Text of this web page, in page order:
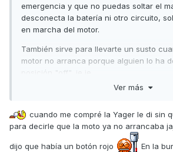
emergencia y que no puedas soltar el
desconecta la batería ni otro circuito,
en marcha del motor.
También sirve para llevarte un susto
motor no arranca porque alguien lo ha
posición "off", je je.
Ver más
cuando me compré la Yager le di sin
para decirle que la moto ya no arrancaba
dijo que había un botón rojo En la